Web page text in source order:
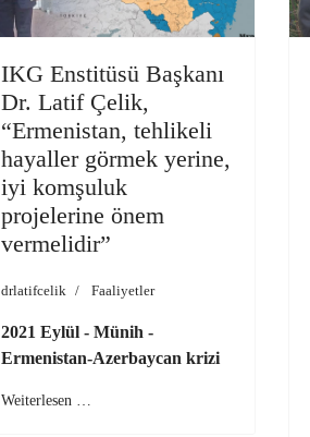
IKG Enstitüsü Başkanı
Dr. Latif Çelik,
“Ermenistan, tehlikeli
hayaller görmek yerine,
iyi komşuluk
projelerine önem
vermelidir”
drlatifcelik Faaliyetler
2021 Eylül - Münih -
Ermenistan-Azerbaycan krizi
Weiterlesen …